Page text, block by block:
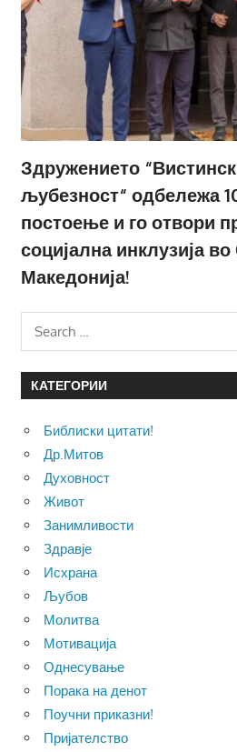
Здружението
љубезност“ одбележа
постоење и го отвори
социјална инклузија
Македонија!
Search
for:
КАТЕГОРИИ
Библиски цитати!
Др.Митов
Духовност
Живот
Занимливости
Здравје
Исхрана
Љубов
Молитва
Мотивација
Однесување
Порака на денот
Поучни приказни!
Пријателство